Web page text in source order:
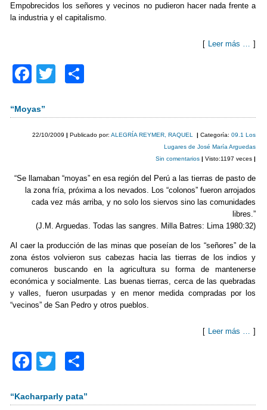
Empobrecidos los señores y vecinos no pudieron hacer nada frente a
la industria y el capitalismo.
[ Leer más … ]
F
c
e
o
k
T
tt
er
m
p
“Moyas”
22/10/2009 | Publicado por:ALEGRÍA REYMER, RAQUEL |Categoría:09.1 Los
Lugares de José María Arguedas
Sin comentarios| Visto:1197 veces|
“Se llamaban “moyas” en esa región del Perú a las tierras de pasto de
la zona fría, próxima a los nevados. Los “colonos” fueron arrojados
cada vez más arriba, y no solo los siervos sino las comunidades
libres.”
(J.M. Arguedas. Todas las sangres. Milla Batres: Lima 1980:32)
Al caer la producción de las minas que poseían de los “señores” de la
zona éstos volvieron sus cabezas hacia las tierras de los indios y
comuneros buscando en la agricultura su forma de mantenerse
económica y socialmente. Las buenas tierras, cerca de las quebradas
y valles, fueron usurpadas y en menor medida compradas por los
“vecinos” de San Pedro y otros pueblos.
[ Leer más … ]
F
c
T
tt
m
“Kacharparly pata”